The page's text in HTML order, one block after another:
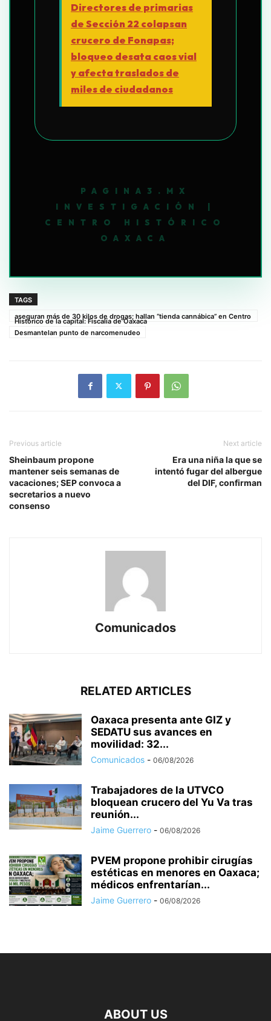
Directores de primarias
de Sección 22 colapsan
crucero de Fonapas;
bloqueo desata caos vial
y afecta traslados de
miles de ciudadanos
PAGINA3.MX
INVESTIGACIÓN |
CENTRO HISTÓRICO
OAXACA
TAGS
aseguran más de 30 kilos de drogas; hallan “tienda cannábica” en Centro
Histórico de la capital: Fiscalía de Oaxaca
Desmantelan punto de narcomenudeo
Previous article
Sheinbaum propone
mantener seis semanas de
vacaciones; SEP convoca a
secretarios a nuevo
consenso
Next article
Era una niña la que se
intentó fugar del albergue
del DIF, confirman
Comunicados
RELATED ARTICLES
Oaxaca presenta ante GIZ y
SEDATU sus avances en
movilidad: 32...
Comunicados - 06/08/2026
Trabajadores de la UTVCO
bloquean crucero del Yu Va tras
reunión...
Jaime Guerrero - 06/08/2026
PVEM propone prohibir cirugías
estéticas en menores en Oaxaca;
médicos enfrentarían...
Jaime Guerrero - 06/08/2026
ABOUT US